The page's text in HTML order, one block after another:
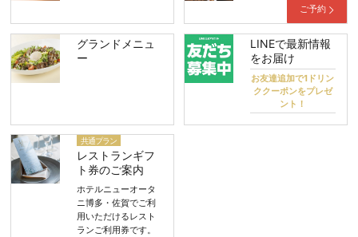
ご予約
グランドメニュ
ー
LINEで最新情報
をお届け
お友達追加で1ドリン
ククーポンをプレゼ
ント！
共通プラン
レストランギフ
ト券のご案内
ホテルニューオータ
ニ博多・佐賀でご利
用いただけるレスト
ランご利用券です。